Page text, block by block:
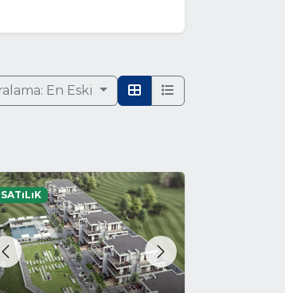
En Eski
Previous Next
SATıLıK